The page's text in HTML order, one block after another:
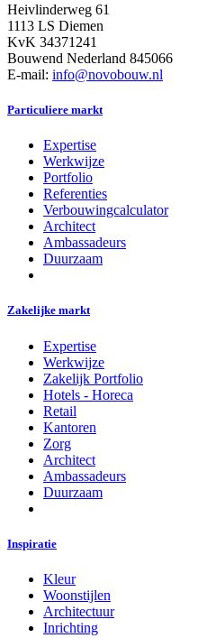
Heivlinderweg 61
1113 LS Diemen
KvK 34371241
Bouwend Nederland 845066
E-mail: info@novobouw.nl
Particuliere markt
Expertise
Werkwijze
Portfolio
Referenties
Verbouwingcalculator
Architect
Ambassadeurs
Duurzaam
Zakelijke markt
Expertise
Werkwijze
Zakelijk Portfolio
Hotels - Horeca
Retail
Kantoren
Zorg
Architect
Ambassadeurs
Duurzaam
Inspiratie
Kleur
Woonstijlen
Architectuur
Inrichting